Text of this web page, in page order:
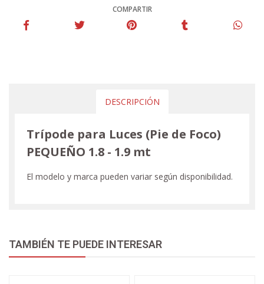
COMPARTIR
DESCRIPCIÓN
Trípode para Luces (Pie de Foco)
PEQUEÑO 1.8 - 1.9 mt
El modelo y marca pueden variar según disponibilidad.
TAMBIÉN TE PUEDE INTERESAR